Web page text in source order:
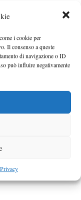
i cookie per
Il consenso a queste
di navigazione o ID
può influire negativamente